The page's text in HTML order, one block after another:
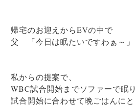
帰宅のお迎えからEVの中で
父 「今日は眠たいですわぁ～」
私からの提案で、
WBC試合開始までソファーで眠り
試合開始に合わせて晩ごはんにと